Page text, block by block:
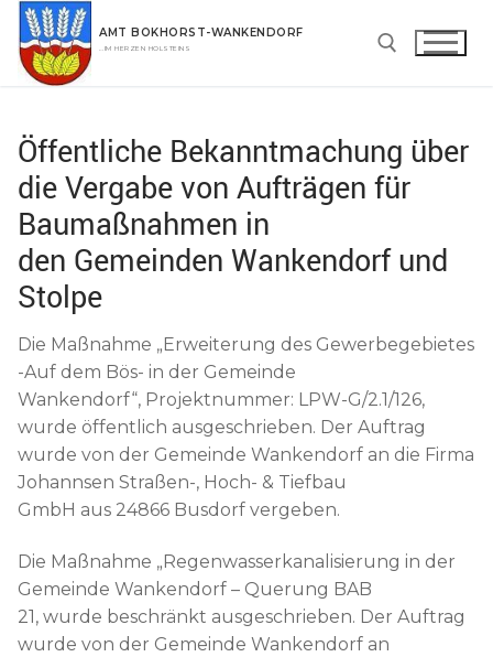
Zum
Inhalt
springen
AMT BOKHORST-WANKENDORF
…IM HERZEN HOLSTEINS
Suchen nach:
Öffentliche Bekanntmachung über
die Vergabe von Aufträgen für
Baumaßnahmen in
den Gemeinden Wankendorf und
Stolpe
Die Maßnahme „Erweiterung des Gewerbegebietes
-Auf dem Bös- in der Gemeinde
Wankendorf“, Projektnummer: LPW-G/2.1/126,
wurde öffentlich ausgeschrieben. Der Auftrag
wurde von der Gemeinde Wankendorf an die Firma
Johannsen Straßen-, Hoch- & Tiefbau
GmbH aus 24866 Busdorf vergeben.
Die Maßnahme „Regenwasserkanalisierung in der
Gemeinde Wankendorf – Querung BAB
21, wurde beschränkt ausgeschrieben. Der Auftrag
wurde von der Gemeinde Wankendorf an